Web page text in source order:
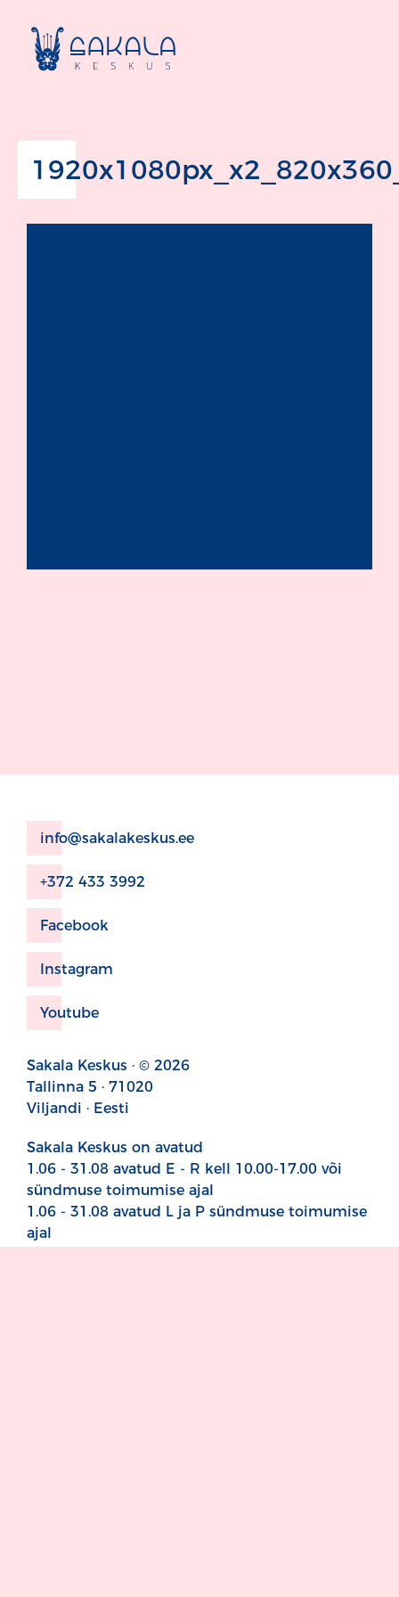
info@sakalakeskus.ee
+372 433 3992
Facebook
Instagram
Youtube
Sakala Keskus · © 2026
Tallinna 5 · 71020
Viljandi · Eesti
Sakala Keskus on avatud
1.06 - 31.08 avatud E - R kell 10.00-17.00 või
sündmuse toimumise ajal
1.06 - 31.08 avatud L ja P sündmuse toimumise
ajal